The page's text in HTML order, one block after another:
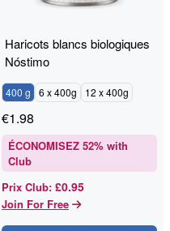
Haricots blancs biologiques
Nóstimo
400 g 6 x 400g 12 x 400g
€1.98
ÉCONOMISEZ 52% with
Club
Prix Club: £0.95
Join For Free